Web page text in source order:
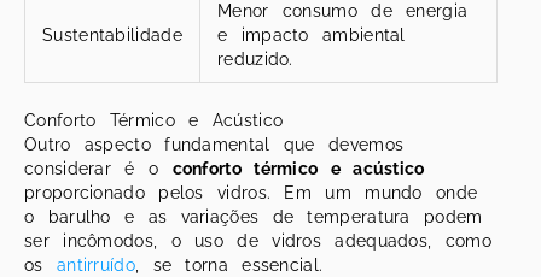
Sustentabilidade
Menor consumo de energia
e impacto ambiental
reduzido.
Conforto Térmico e Acústico
Outro aspecto fundamental que devemos
considerar é o conforto térmico e acústico
proporcionado pelos vidros. Em um mundo onde
o barulho e as variações de temperatura podem
ser incômodos, o uso de vidros adequados, como
os antirruído, se torna essencial.